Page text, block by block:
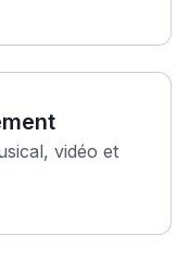
vidéo et